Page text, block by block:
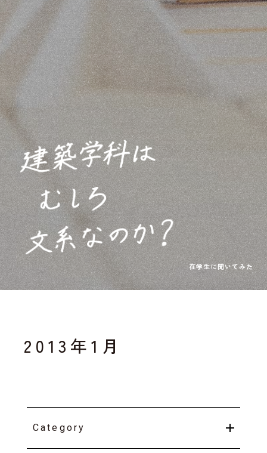
2013年1月
Category